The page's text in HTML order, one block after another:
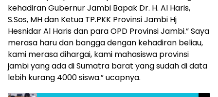
kehadiran Gubernur Jambi Bapak Dr. H. Al Haris,
S.Sos, MH dan Ketua TP.PKK Provinsi Jambi Hj
Hesnidar Al Haris dan para OPD Provinsi Jambi.” Saya
merasa haru dan bangga dengan kehadiran beliau,
kami merasa dihargai, kami mahasiswa provinsi
jambi yang ada di Sumatra barat yang sudah di data
lebih kurang 4000 siswa.” ucapnya.